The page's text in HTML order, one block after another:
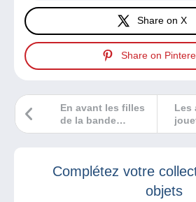
Share on X
Share on
Les
de
1er
En avant les filles
de la bande
dessinée !
Complétez votre
objets